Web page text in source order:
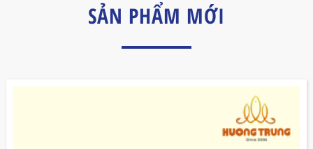
SẢN PHẨM MỚI